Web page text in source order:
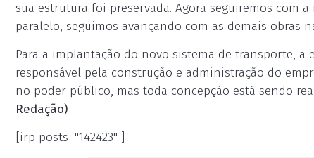
sua estrutura foi preservada. Agora seguiremos com
paralelo, seguimos avançando com as demais obras
Para a implantação do novo sistema de transporte, a
responsável pela construção e administração do
no poder público, mas toda concepção está sendo
Redação)
[irp posts="142423" ]